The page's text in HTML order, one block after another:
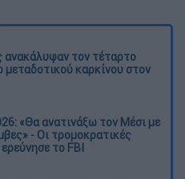
ανακάλυψαν τον τέταρτο
καρκίνου στον
«Θα ανατινάξω τον Μέσι με
- Οι τρομοκρατικές
το FBI